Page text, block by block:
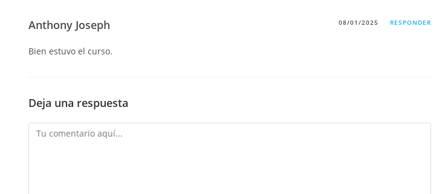
Anthony Joseph 08/01/2025 RESPONDER
Bien estuvo el curso.
Deja una respuesta